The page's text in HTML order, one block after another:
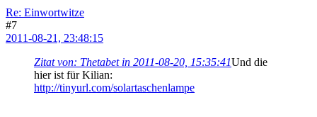
Re: Einwortwitze
#7
2011-08-21, 23:48:15
Zitat von: Thetabet in 2011-08-20, 15:35:41Und die
hier ist für Kilian:
http://tinyurl.com/solartaschenlampe